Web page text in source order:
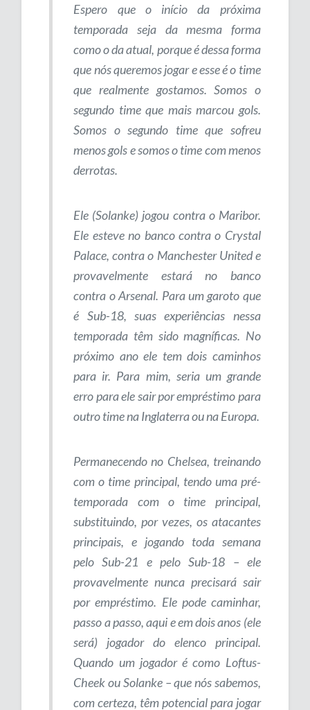
Espero que o início da próxima
temporada seja da mesma forma
como o da atual, porque é dessa forma
que nós queremos jogar e esse é o time
que realmente gostamos. Somos o
segundo time que mais marcou gols.
Somos o segundo time que sofreu
menos gols e somos o time com menos
derrotas.
Ele (Solanke) jogou contra o Maribor.
Ele esteve no banco contra o Crystal
Palace, contra o Manchester United e
provavelmente estará no banco
contra o Arsenal. Para um garoto que
é Sub-18, suas experiências nessa
temporada têm sido magníficas. No
próximo ano ele tem dois caminhos
para ir. Para mim, seria um grande
erro para ele sair por empréstimo para
outro time na Inglaterra ou na Europa.
Permanecendo no Chelsea, treinando
com o time principal, tendo uma pré-
temporada com o time principal,
substituindo, por vezes, os atacantes
principais, e jogando toda semana
pelo Sub-21 e pelo Sub-18 – ele
provavelmente nunca precisará sair
por empréstimo. Ele pode caminhar,
passo a passo, aqui e em dois anos (ele
será) jogador do elenco principal.
Quando um jogador é como Loftus-
Cheek ou Solanke – que nós sabemos,
com certeza, têm potencial para jogar